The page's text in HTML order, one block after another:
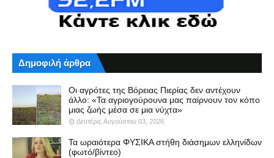
Δημοφιλή άρθρα
Οι αγρότες της Βόρειας Πιερίας δεν αντέχουν
άλλο: «Τα αγριογούρουνα μας παίρνουν τον κόπο
μιας ζωής μέσα σε μια νύχτα»
Δευτέρα, Αυγούστου 03, 2026
Τα ωραιότερα ΦΥΣΙΚΑ στήθη διάσημων ελληνίδων
(φωτό/βίντεο)